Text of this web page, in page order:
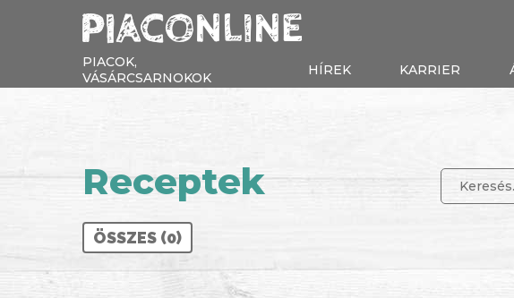
PIACOK,
VÁSÁRCSARNOKOK
HÍREK KARRIER
Receptek
ÖSSZES (0)